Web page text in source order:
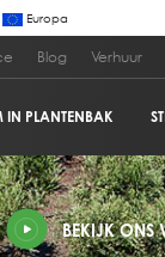
Europa
Blog Verhuur
IN PLANTENBAK
BEKIJK ONS